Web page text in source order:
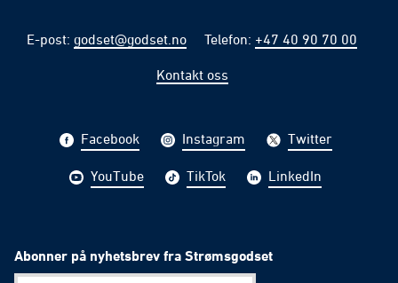
E-post: godset@godset.no Telefon: +47 40 90 70 00
Kontakt oss
Facebook Instagram Twitter
YouTube TikTok LinkedIn
Abonner på nyhetsbrev fra Strømsgodset